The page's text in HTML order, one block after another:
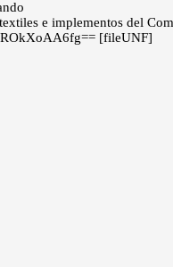
e implementos del
[fileUNF]